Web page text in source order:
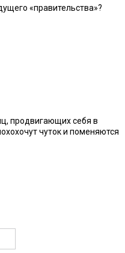
«правительства»?
продвигающих себя в
чуток и поменяются